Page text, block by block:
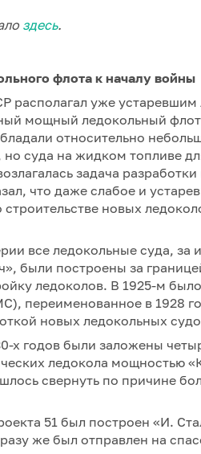
здесь.
флота к началу войны
располагал уже
мощный ледокольный
относительно
но суда на жидком топливе
задача
что даже слабое и
новых
все ледокольные суда,
были построены за
ледоколов. В 1925-м
переименованное в 1928
новых ледокольных
х годов были заложены
ледокола мощностью
свернуть по причине
51 был построен «И.
же был отправлен на